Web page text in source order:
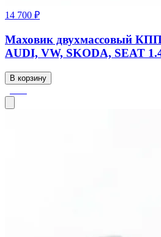
14 700 ₽
Маховик двухмассовый
AUDI, VW, SKODA, SEAT
В корзину